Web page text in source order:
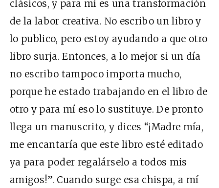
clásicos, y para mí es una transformación
de la labor creativa. No escribo un libro y
lo publico, pero estoy ayudando a que otro
libro surja. Entonces, a lo mejor si un día
no escribo tampoco importa mucho,
porque he estado trabajando en el libro de
otro y para mí eso lo sustituye. De pronto
llega un manuscrito, y dices “¡Madre mía,
me encantaría que este libro esté editado
ya para poder regalárselo a todos mis
amigos!”. Cuando surge esa chispa, a mí